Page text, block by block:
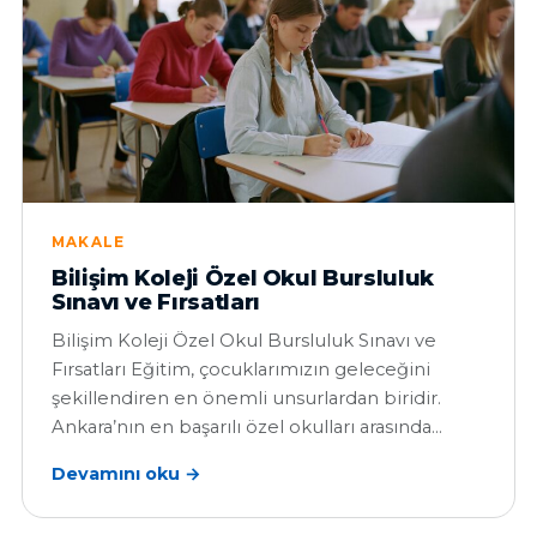
MAKALE
Bilişim Koleji Özel Okul Bursluluk
Sınavı ve Fırsatları
Bilişim Koleji Özel Okul Bursluluk Sınavı ve
Fırsatları Eğitim, çocuklarımızın geleceğini
şekillendiren en önemli unsurlardan biridir.
Ankara’nın en başarılı özel okulları arasında…
Devamını oku →